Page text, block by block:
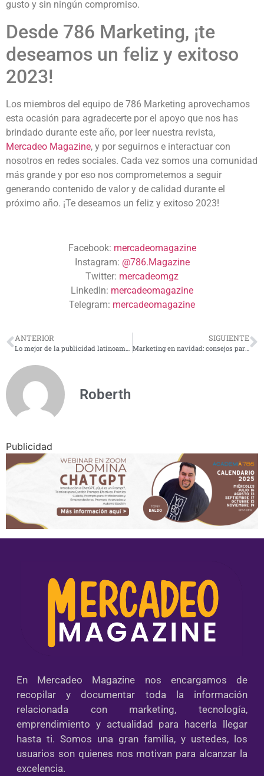
gusto y sin ningún compromiso.
Desde 786 Marketing, ¡te
deseamos un feliz y exitoso
2023!
Los miembros del equipo de 786 Marketing aprovechamos
esta ocasión para agradecerte por el apoyo que nos has
brindado durante este año, por leer nuestra revista,
Mercadeo Magazine, y por seguirnos e interactuar con
nosotros en redes sociales. Cada vez somos una comunidad
más grande y por eso nos comprometemos a seguir
generando contenido de valor y de calidad durante el
próximo año. ¡Te deseamos un feliz y exitoso 2023!
Facebook: mercadeomagazine
Instagram: @786.Magazine
Twitter: mercadeomgz
LinkedIn: mercadeomagazine
Telegram: mercadeomagazine
ANTERIOR SIGUIENTE
Marketing en navidad: consejos para hacerlo correctamente
Roberth
Publicidad
En Mercadeo Magazine nos encargamos de
recopilar y documentar toda la información
relacionada con marketing, tecnología,
emprendimiento y actualidad para hacerla llegar
hasta ti. Somos una gran familia, y ustedes, los
usuarios son quienes nos motivan para alcanzar la
excelencia.